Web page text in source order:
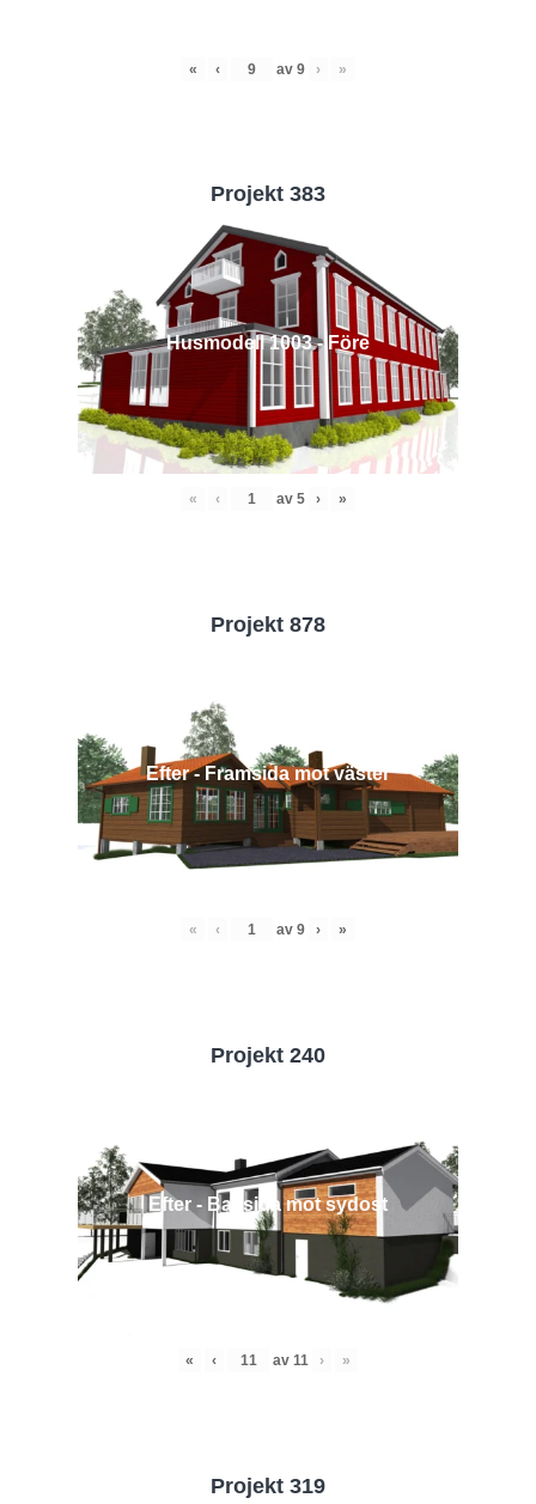
« ‹ av 9 › »
Projekt 383
Husmodell 1003 - Före
« ‹ av 5 › »
Projekt 878
Efter - Framsida mot väster
« ‹ av 9 › »
Projekt 240
Efter - Baksida mot sydost
« ‹ av 11 › »
Projekt 319